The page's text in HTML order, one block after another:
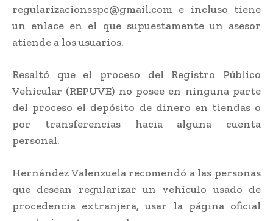
regularizacionsspc@gmail.com e incluso tiene
un enlace en el que supuestamente un asesor
atiende a los usuarios.
Resaltó que el proceso del Registro Público
Vehicular (REPUVE) no posee en ninguna parte
del proceso el depósito de dinero en tiendas o
por transferencias hacia alguna cuenta
personal.
Hernández Valenzuela recomendó a las personas
que desean regularizar un vehículo usado de
procedencia extranjera, usar la página oficial